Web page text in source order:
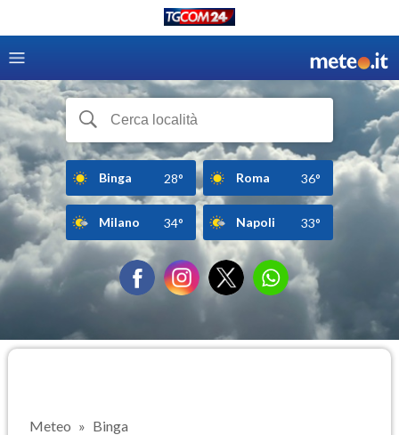
Binga 28° Roma 36°
Milano 34° Napoli 33°
Meteo Binga